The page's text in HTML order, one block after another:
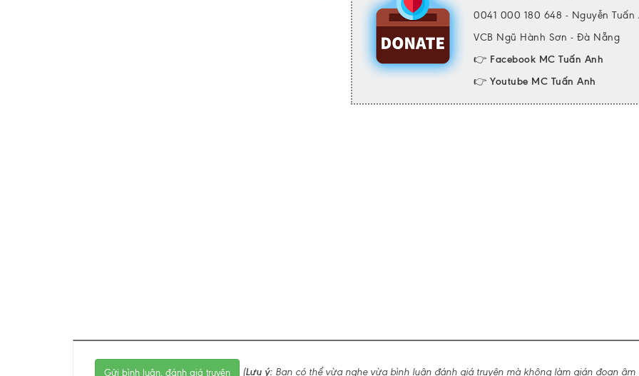
0041 000 180 648 - Nguyễn Tuấn
VCB Ngũ Hành Sơn - Đà Nẵng
👉 Facebook MC Tuấn Anh
👉 Youtube MC Tuấn Anh
Gửi bình luận, đánh giá truyện (Lưu ý: Bạn có thể vừa nghe vừa bình luận đánh giá truyện mà không làm gián đoạn âm